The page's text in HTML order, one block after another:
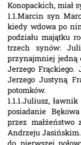
Konopackich, miał
1.1.Marcin syn
kiedy wdowa po
podziału majątku
trzech synów:
przynajmniej jedną
Jerzego Frąckiego.
Jerzego Justyną
potomków.
1.1.1.Juliusz,
posiadanie
przez
Andrzeju Jasińskim.
do pierwszej